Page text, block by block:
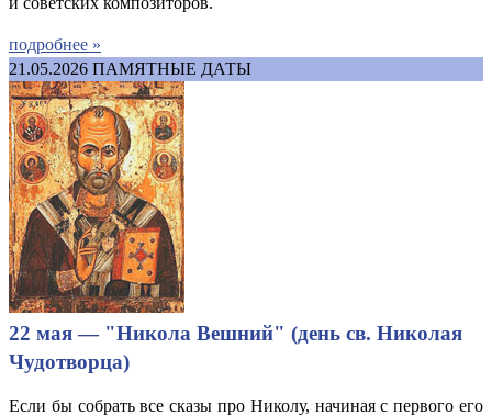
подробнее »
21.05.2026 ПАМЯТНЫЕ ДАТЫ
22 мая — "Никола Вешний" (день св. Николая
Чудотворца)
Если бы собрать все сказы про Николу, начиная с первого его